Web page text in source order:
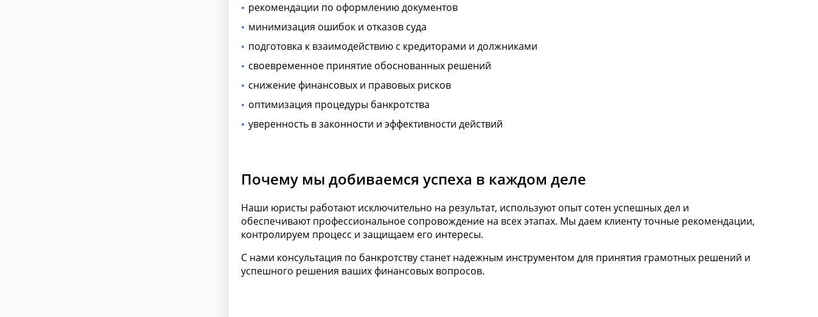
рекомендации по оформлению документов
минимизация ошибок и отказов суда
подготовка к взаимодействию с кредиторами и должниками
своевременное принятие обоснованных решений
снижение финансовых и правовых рисков
оптимизация процедуры банкротства
уверенность в законности и эффективности действий
Почему мы добиваемся успеха в каждом деле
Наши юристы работают исключительно на результат, используют опыт сотен успешных дел и
обеспечивают профессиональное сопровождение на всех этапах. Мы даем клиенту точные рекомендации,
контролируем процесс и защищаем его интересы.
С нами консультация по банкротству станет надежным инструментом для принятия грамотных решений и
успешного решения ваших финансовых вопросов.